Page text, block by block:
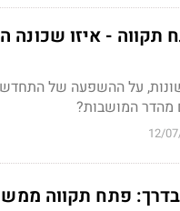
תקווה - איזו שכונה
על ההשפעה של
מהדר המושבות?
12/